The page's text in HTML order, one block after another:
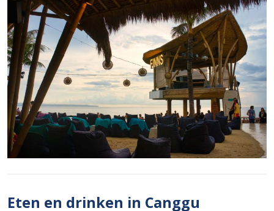
Eten en drinken in Canggu